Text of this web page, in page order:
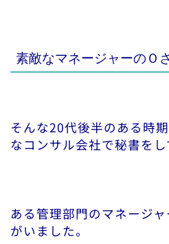
素敵なマネージャーのＯ
そんな20代後半のある時
なコンサル会社で秘書をし
ある管理部門のマネージ
がいました。